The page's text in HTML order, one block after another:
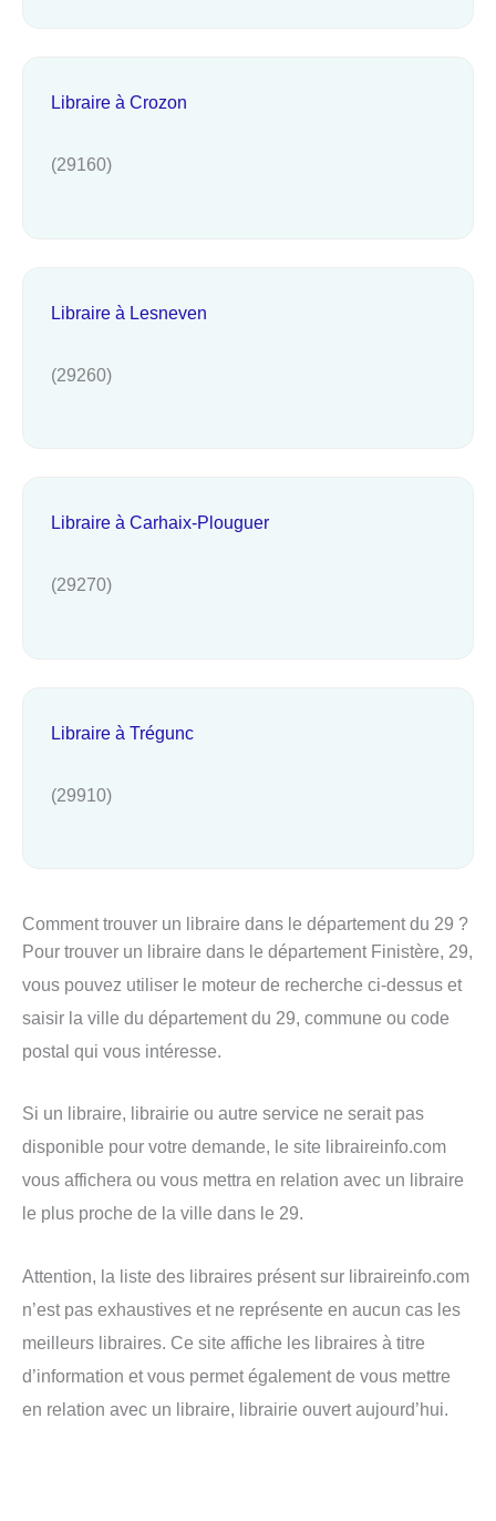
Libraire à Crozon
(29160)
Libraire à Lesneven
(29260)
Libraire à Carhaix-Plouguer
(29270)
Libraire à Trégunc
(29910)
Comment trouver un libraire dans le département du 29 ?
Pour trouver un libraire dans le département Finistère, 29,
vous pouvez utiliser le moteur de recherche ci-dessus et
saisir la ville du département du 29, commune ou code
postal qui vous intéresse.
Si un libraire, librairie ou autre service ne serait pas
disponible pour votre demande, le site libraireinfo.com
vous affichera ou vous mettra en relation avec un libraire
le plus proche de la ville dans le 29.
Attention, la liste des libraires présent sur libraireinfo.com
n’est pas exhaustives et ne représente en aucun cas les
meilleurs libraires. Ce site affiche les libraires à titre
d’information et vous permet également de vous mettre
en relation avec un libraire, librairie ouvert aujourd’hui.